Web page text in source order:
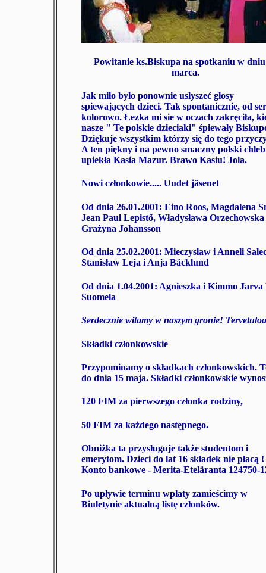
Powitanie ks.Biskupa na spotkaniu w dniu
marca.
Jak miło było ponownie usłyszeć głosy
spiewających dzieci. Tak spontanicznie, od
kolorowo. Łezka mi sie w oczach zakręciła,
nasze " Te polskie dzieciaki" śpiewały
Dziękuje wszystkim którzy się do tego
A ten piękny i na pewno smaczny polski chleb
upiekła Kasia Mazur. Brawo Kasiu! Jola.
Nowi członkowie..... Uudet jäsenet
Od dnia 26.01.2001: Eino Roos, Magdalena
Jean Paul Lepistő, Władysława
Grażyna Johansson
Od dnia 25.02.2001: Mieczysław i Anneli
Stanisław Leja i Anja Bäcklund
Od dnia 1.04.2001: Agnieszka i Kimmo
Suomela
Serdecznie witamy w naszym gronie!
Składki członkowskie
Przypominamy o składkach członkowskich.
do dnia 15 maja. Składki członkowskie
120 FIM za pierwszego członka rodziny,
50 FIM za każdego następnego.
Obniżka ta przysługuje także studentom i
emerytom. Dzieci do lat 16 składek nie płacą !
Konto bankowe - Merita-Eteläranta 124750-
Po upływie terminu wpłaty zamieścimy w
Biuletynie aktualną listę członków.